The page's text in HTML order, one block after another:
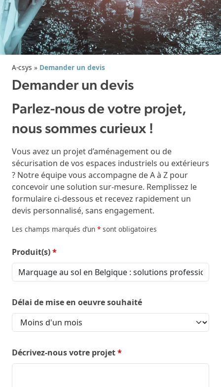
A-csys » Demander un devis
Demander un devis
Parlez-nous de votre projet,
nous sommes curieux !
Vous avez un projet d’aménagement ou de
sécurisation de vos espaces industriels ou extérieurs
? Notre équipe vous accompagne de A à Z pour
concevoir une solution sur-mesure. Remplissez le
formulaire ci-dessous et recevez rapidement un
devis personnalisé, sans engagement.
Les champs marqués d’un * sont obligatoires
Produit(s)*
Délai de mise en oeuvre souhaité
Décrivez-nous votre projet*